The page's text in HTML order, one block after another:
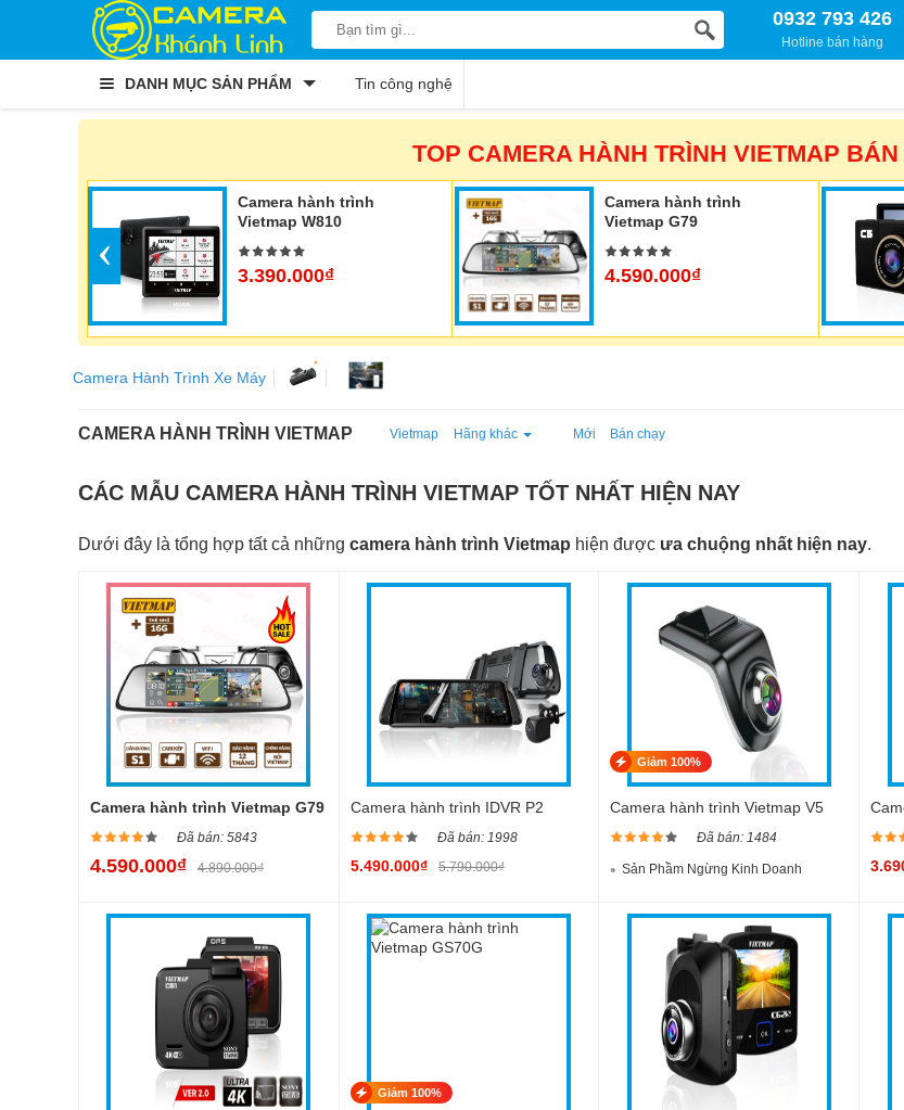
0932 793 426
Hotline bán hàng
DANH MỤC SẢN PHẨM Tin công nghệ
TOP CAMERA HÀNH TRÌNH VIETMAP
Camera hành trình
Vietmap W810
3.390.000₫
Camera hành trình
Vietmap G79
4.590.000₫
‹
Camera Hành Trình Xe Máy
CAMERA HÀNH TRÌNH VIETMAP Vietmap Hãng khác Mới Bán chạy
CÁC MẪU CAMERA HÀNH TRÌNH VIETMAP TỐT NHẤT HIỆN NAY
Dưới đây là tổng hợp tất cả những camera hành trình Vietmap hiện được ưa chuộng nhất hiện nay.
Camera hành trình Vietmap G79
Đã bán: 5843
4.590.000₫ 4.890.000₫
Camera hành trình IDVR P2
Đã bán: 1998
5.490.000₫ 5.790.000₫
Giảm 100%
Camera hành trình Vietmap V5
Đã bán: 1484
Sản Phầm Ngừng Kinh Doanh
Giảm 100%